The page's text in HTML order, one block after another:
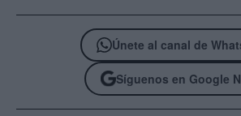
Únete al canal de
Síguenos en Google